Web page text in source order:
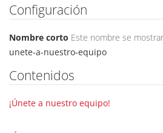
Configuración
Nombre corto Este nombre se
unete-a-nuestro-equipo
Contenidos
¡Únete a nuestro equipo!